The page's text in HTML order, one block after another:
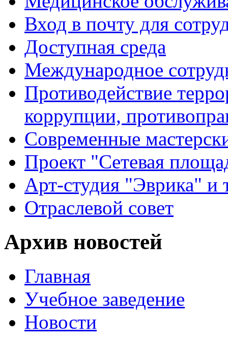
Вход в почту для
Доступная среда
Международное
Противодействие
коррупции,
Современные
Проект "Сетевая
Арт-студия "Эврика" и
Отраслевой совет
Архив новостей
Главная
Учебное заведение
Новости